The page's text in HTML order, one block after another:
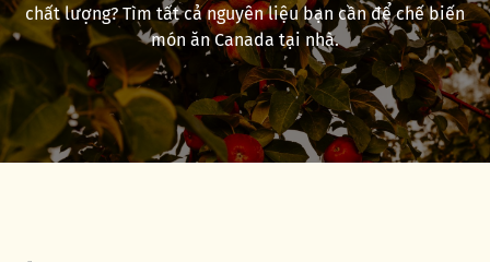
chất lượng? Tìm tất cả nguyên liệu bạn cần để chế biến
món ăn Canada tại nhà.